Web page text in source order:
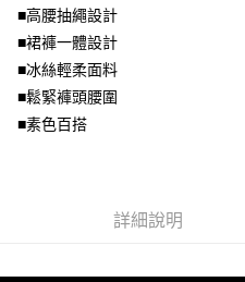
帳／街口支付／iPASS MONEY」等通
【注意事項】
1.本服務係由「台灣大哥大股份有限
用戶於交易時，得透過本服務購買商
買賣價金債權讓與本公司後，依約使
結帳頁面，進行簡訊認證並確認金額
３．收到繳費通知簡訊後14天內，點
ATM／網路銀行／等多元方式進行付
※ 請注意：結帳手續完成當下不需立
購買商品的店家。未經商家同意取消
後付繳納相關費用。
付款後全家取貨
每筆NT$70，滿NT$699(含以上)
7-11取貨付款
每筆NT$70，滿NT$799(含以上)
■高腰抽繩設計
■裙褲一體設計
■冰絲輕柔面料
■鬆緊褲頭腰圍
■素色百搭
詳細說明